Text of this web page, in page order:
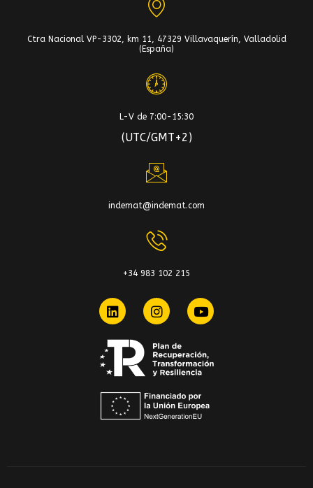
Ctra Nacional VP-3302, km 11, 47329 Villavaquerín, Valladolid
(España)
L-V de 7:00-15:30
(UTC/GMT+2)
indemat@indemat.com
+34 983 102 215